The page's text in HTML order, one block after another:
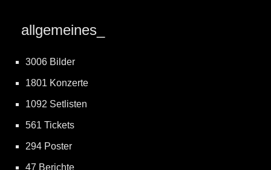
allgemeines_
3006 Bilder
1801 Konzerte
1092 Setlisten
561 Tickets
294 Poster
47 Berichte